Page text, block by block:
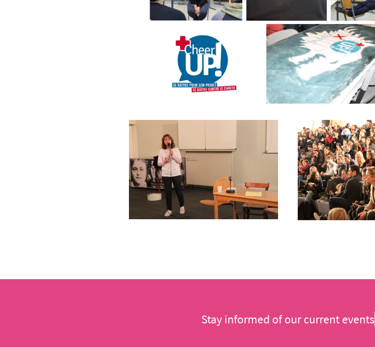
Stay informed of our current events